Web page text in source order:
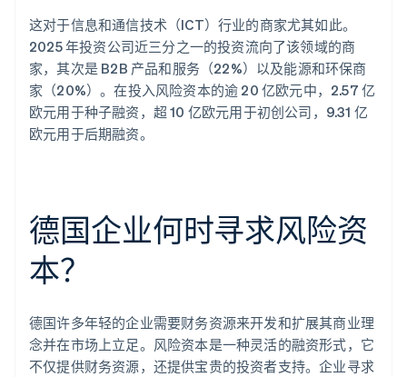
这对于信息和通信技术（ICT）行业的商家尤其如此。
2025 年投资公司近三分之一的投资流向了该领域的商
家，其次是 B2B 产品和服务（22%）以及能源和环保商
家（20%）。在投入风险资本的逾 20 亿欧元中，2.57 亿
欧元用于种子融资，超 10 亿欧元用于初创公司，9.31 亿
欧元用于后期融资。
德国企业何时寻求风险资
本？
德国许多年轻的企业需要财务资源来开发和扩展其商业理
念并在市场上立足。风险资本是一种灵活的融资形式，它
不仅提供财务资源，还提供宝贵的投资者支持。企业寻求